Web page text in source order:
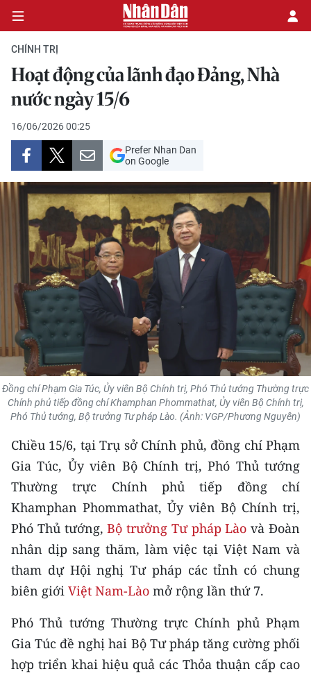
CHÍNH TRỊ
KINH TẾ
VĂN HÓA
XÃ HỘI
PHÁP LUẬT
DU LỊCH
THẾ GIỚI
THỂ THAO
GIÁO DỤC
Y TẾ
MÔI TRƯỜNG
BẠN ĐỌC
KIỂM CHỨNG THÔNG TIN
TRI THỨC CHUYÊN SÂU
54 DÂN TỘC VIỆT NAM
CHƯƠNG TRÌNH OCOP - MỖI XÃ
MỘT SẢN PHẨM
CHÍNH TRỊ
Hoạt động của lãnh đạo Đảng, Nhà
nước ngày 15/6
16/06/2026 00:25
Prefer Nhan Dan
on Google
Đồng chí Phạm Gia Túc, Ủy viên Bộ Chính trị, Phó Thủ tướng Thường trực
Chính phủ tiếp đồng chí Khamphan Phommathat, Ủy viên Bộ Chính trị,
Phó Thủ tướng, Bộ trưởng Tư pháp Lào. (Ảnh: VGP/Phương Nguyên)
Chiều 15/6, tại Trụ sở Chính phủ, đồng chí Phạm
Gia Túc, Ủy viên Bộ Chính trị, Phó Thủ tướng
Thường trực Chính phủ tiếp đồng chí
Khamphan Phommathat, Ủy viên Bộ Chính trị,
Phó Thủ tướng,Bộ trưởng Tư pháp Lào và Đoàn
nhân dịp sang thăm, làm việc tại Việt Nam và
tham dự Hội nghị Tư pháp các tỉnh có chung
biên giới Việt Nam-Lào mở rộng lần thứ 7.
Phó Thủ tướng Thường trực Chính phủ Phạm
Gia Túc đề nghị hai Bộ Tư pháp tăng cường phối
hợp triển khai hiệu quả các Thỏa thuận cấp cao